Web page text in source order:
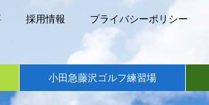
採用情報 プライバシーポリシー
小田急藤沢ゴルフ練習場